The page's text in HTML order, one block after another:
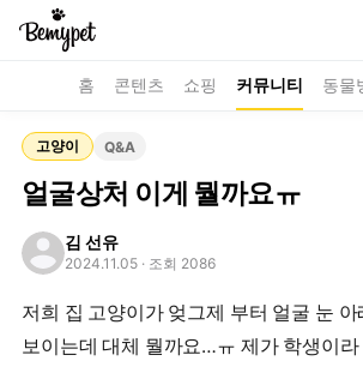
홈 콘텐츠 쇼핑 커뮤니티 동물
고양이 Q&A
얼굴상처 이게 뭘까요ㅠ
김 선유
2024.11.05 · 조회 2086
저희 집 고양이가 엊그제 부터 얼굴 눈
보이는데 대체 뭘까요…ㅠ 제가 학생이라